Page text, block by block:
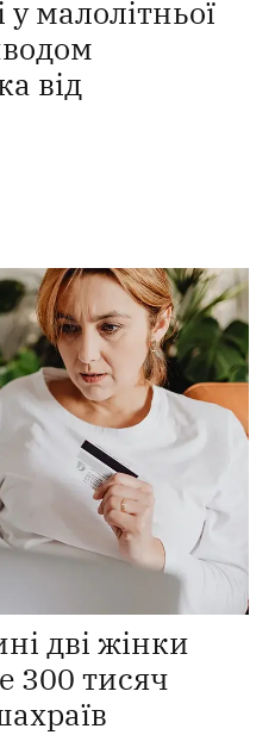
малолітньої
від
дві жінки
300 тисяч